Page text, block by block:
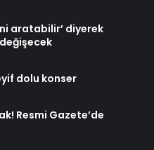
aratabilir’ diyerek
dolu konser
Resmi Gazete’de